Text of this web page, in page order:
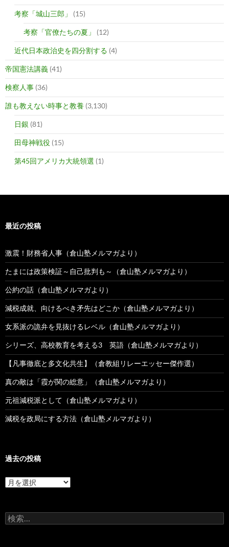
考察「城山三郎」 (15)
考察「官僚たちの夏」 (12)
近代日本政治史を四分割する (4)
帝国憲法講義 (41)
検察人事 (36)
誰も教えない時事と教養 (3,130)
日銀 (81)
田母神戦役 (15)
第45回アメリカ大統領選 (1)
最近の投稿
激震！財務省人事（倉山塾メルマガより）
たまには政策検証～自己批判も～（倉山塾メルマガより）
公約の話（倉山塾メルマガより）
減税成就、向けるべき矛先はどこか（倉山塾メルマガより）
女系派の詭弁を見抜けるレベル（倉山塾メルマガより）
シリーズ、高校教育を考える3 英語（倉山塾メルマガより）
【凡事徹底と多文化共生】（倉教組リレーエッセー傑作選）
真の敵は「霞が関の総意」（倉山塾メルマガより）
元祖減税派として（倉山塾メルマガより）
減税を政局にする方法（倉山塾メルマガより）
過去の投稿
過
去
稿
検
索: